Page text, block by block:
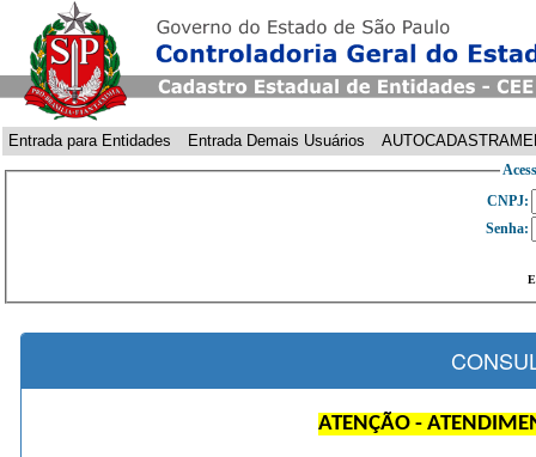
Entrada para Entidades Entrada Demais Usuários
CNPJ:
Senha:
ATENÇÃO -